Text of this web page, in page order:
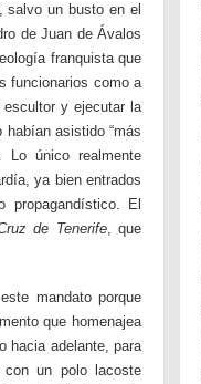
salvo un busto en el
de Juan de Ávalos
franquista que
funcionarios como a
escultor y ejecutar la
asistido “más
Lo único realmente
ya bien entrados
El
de Tenerife, que
mandato porque
que homenajea
hacia adelante, para
con un polo lacoste